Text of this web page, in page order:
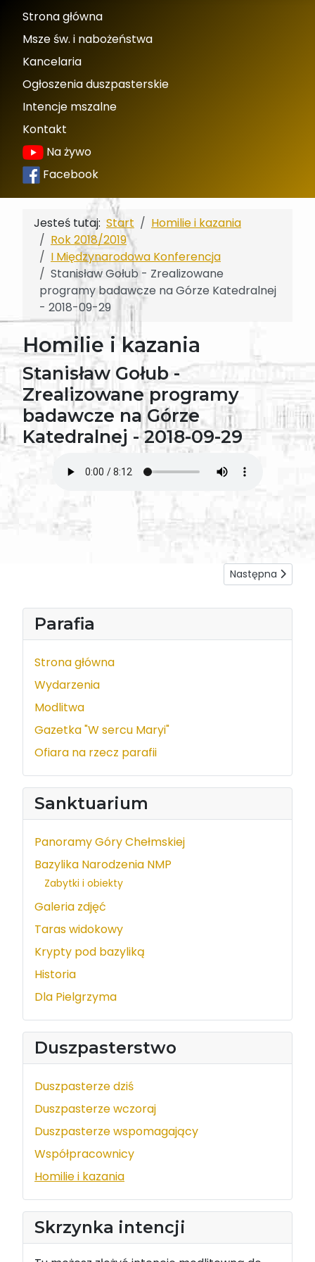
Strona główna
Msze św. i nabożeństwa
Kancelaria
Ogłoszenia duszpasterskie
Intencje mszalne
Kontakt
Na żywo
Facebook
Parafia
Strona główna
Wydarzenia
Modlitwa
Gazetka "W sercu Maryi"
Ofiara na rzecz parafii
Sanktuarium
Panoramy Góry Chełmskiej
Bazylika Narodzenia NMP
Zabytki i obiekty
Galeria zdjęć
Taras widokowy
Krypty pod bazyliką
Historia
Dla Pielgrzyma
Duszpasterstwo
Duszpasterze dziś
Duszpasterze wczoraj
Duszpasterze wspomagający
Współpracownicy
Homilie i kazania
Skrzynka intencji
Jesteś tutaj: Start
Homilie i kazania
Rok 2018/2019
I Międzynarodowa Konferencja
Stanisław Gołub - Zrealizowane
programy badawcze na Górze Katedralnej
- 2018-09-29
Homilie i kazania
Stanisław Gołub -
Zrealizowane programy
badawcze na Górze
Katedralnej - 2018-09-29
Następna
Następna